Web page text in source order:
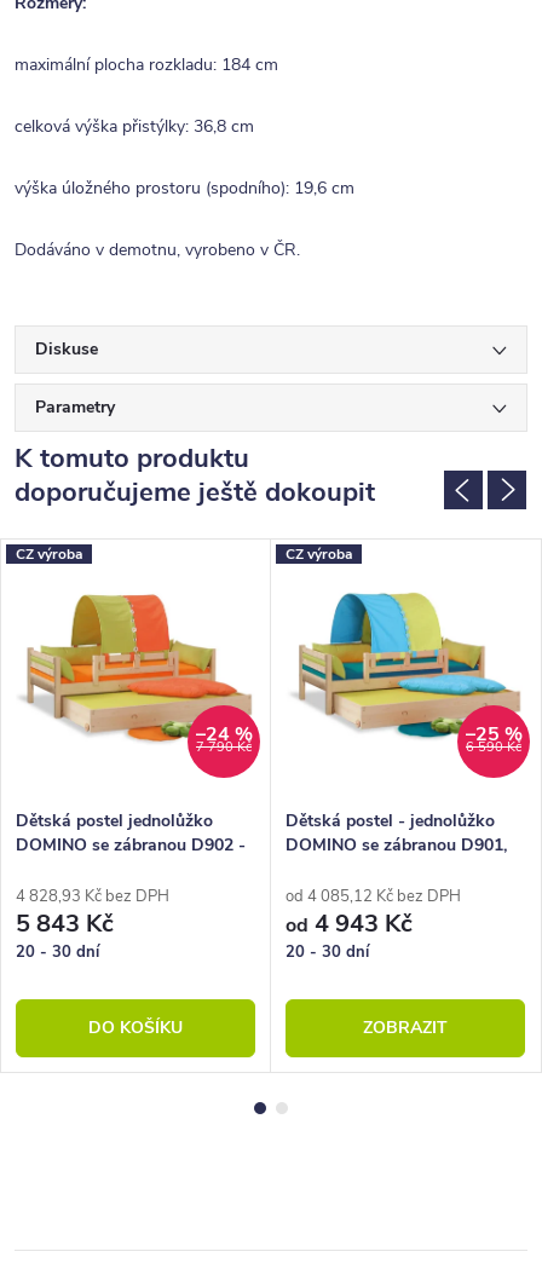
maximální plocha rozkladu: 184 cm
celková výška přistýlky: 36,8 cm
výška úložného prostoru (spodního): 19,6 cm
Dodáváno v demotnu, vyrobeno v ČR.
Diskuse
Parametry
K tomuto produktu
doporučujeme ještě dokoupit
CZ výroba
7 790 Kč
–24 %
Dětská postel jednolůžko
DOMINO se zábranou D902 -
4 828,93 Kč bez DPH
5 843 Kč
20 - 30 dní
DO KOŠÍKU
CZ výroba
6 590 Kč
–25 %
Dětská postel - jednolůžko
DOMINO se zábranou D901,
od 4 085,12 Kč bez DPH
od 4 943 Kč
20 - 30 dní
ZOBRAZIT